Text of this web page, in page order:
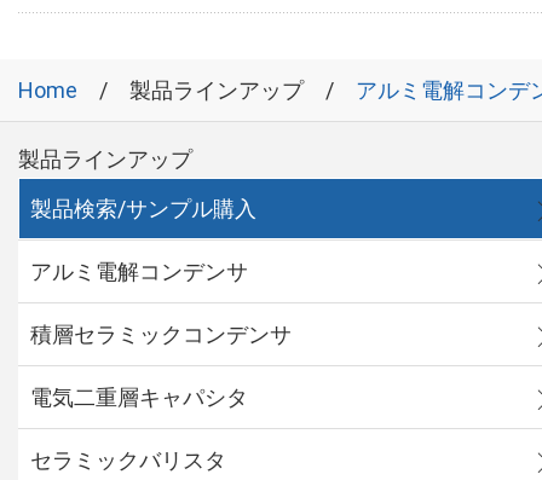
Home 製品ラインアップ アルミ電解コンデ
製品ラインアップ
製品検索/サンプル購入
アルミ電解コンデンサ
積層セラミックコンデンサ
電気二重層キャパシタ
セラミックバリスタ